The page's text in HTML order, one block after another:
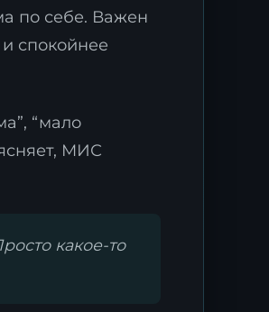
по себе. Важен
спокойнее
“мало
МИС
какое-то